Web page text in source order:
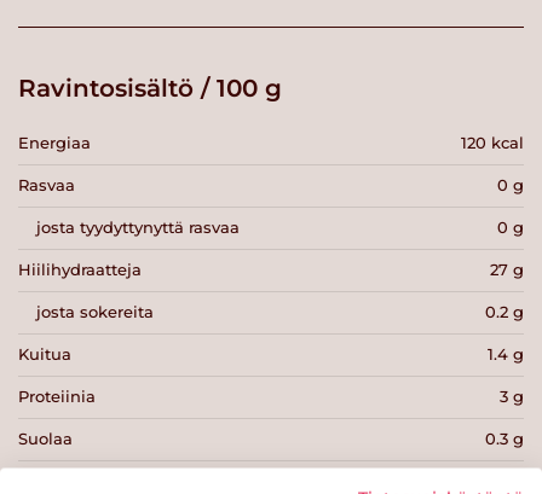
Ravintosisältö / 100 g
Energiaa 120 kcal
Rasvaa 0 g
josta tyydyttynyttä rasvaa 0 g
Hiilihydraatteja 27 g
josta sokereita 0.2 g
Kuitua 1.4 g
Proteiinia 3 g
Suolaa 0.3 g